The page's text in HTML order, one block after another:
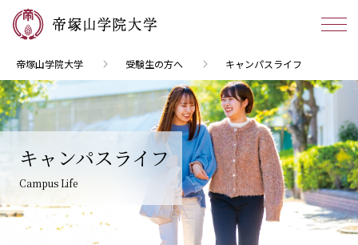
帝塚山学院大学 受験生の方へ キャンパスライフ
キャンパスライフ
Campus Life